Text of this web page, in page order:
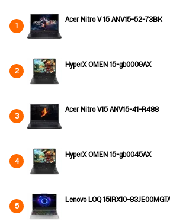
1 Acer Nitro V 15 ANV15-52-73BK
2 HyperX OMEN 15-gb0009AX
3 Acer Nitro V15 ANV15-41-R488
4 HyperX OMEN 15-gb0045AX
5 Lenovo LOQ 15IRX10-